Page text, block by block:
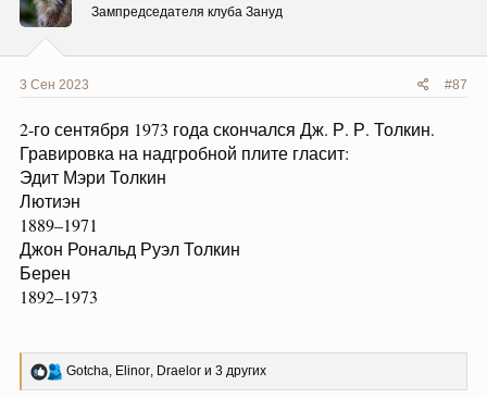
и
:
Зампредседателя клуба Зануд
3 Сен 2023 #87
2-го сентября 1973 года скончался Дж. Р. Р. Толкин.
Гравировка на надгробной плите гласит:
Эдит Мэри Толкин
Лютиэн
1889–1971
Джон Рональд Руэл Толкин
Берен
1892–1973
Р
е
Gotcha, Elinor, Draelor и 3 других